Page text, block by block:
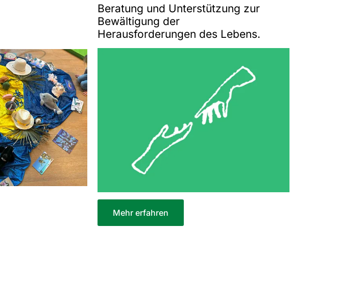
Beratung und Unterstützung zur
Bewältigung der
Herausforderungen des Lebens.
Mehr erfahren